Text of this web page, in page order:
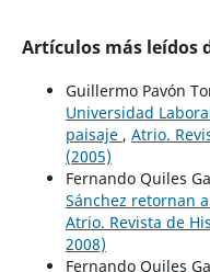
Artículos más leídos
Guillermo Pavón
Universidad
paisaje , Atrio.
(2005)
Fernando Quiles
Sánchez retornan
Atrio. Revista de
2008)
Fernando Quiles